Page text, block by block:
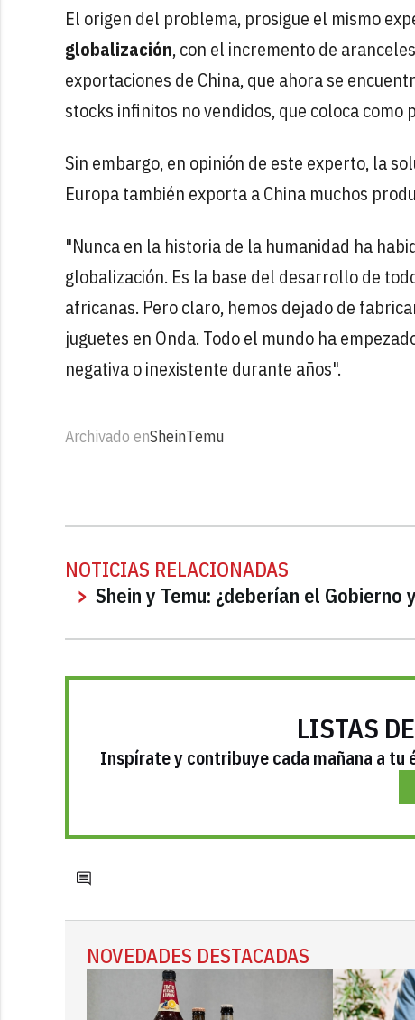
El origen del problema, prosigue el mismo
globalización, con el incremento de
exportaciones de China, que ahora se
stocks infinitos no vendidos, que coloca como
Sin embargo, en opinión de este experto, la
Europa también exporta a China muchos
"Nunca en la historia de la humanidad ha
globalización. Es la base del desarrollo de
africanas. Pero claro, hemos dejado de
juguetes en Onda. Todo el mundo ha
negativa o inexistente durante años".
Archivado enSheinTemu
NOTICIAS RELACIONADAS
Shein y Temu: ¿deberían el
LISTAS
Inspírate y contribuye cada mañana a
NOVEDADES DESTACADAS